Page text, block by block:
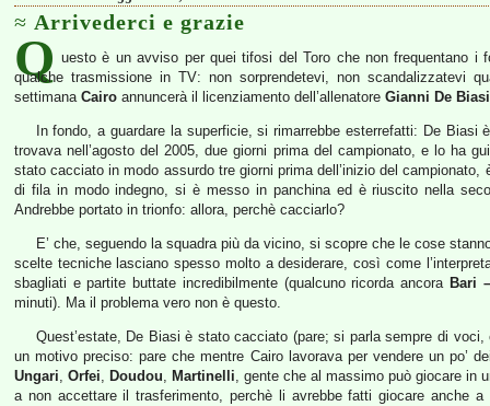
Arrivederci e grazie
Q uesto è un avviso per quei tifosi del Toro che non frequentano
qualche trasmissione in TV: non sorprendetevi, non scandalizzatevi
settimana Cairo annuncerà il licenziamento dell’allenatore Gianni De Biasi
In fondo, a guardare la superficie, si rimarrebbe esterrefatti: De
trovava nell’agosto del 2005, due giorni prima del campionato, e lo ha
stato cacciato in modo assurdo tre giorni prima dell’inizio del
di fila in modo indegno, si è messo in panchina ed è riuscito nella
Andrebbe portato in trionfo: allora, perchè cacciarlo?
E’ che, seguendo la squadra più da vicino, si scopre che le cose
scelte tecniche lasciano spesso molto a desiderare, così come
sbagliati e partite buttate incredibilmente (qualcuno ricorda ancora Bari
minuti). Ma il problema vero non è questo.
Quest’estate, De Biasi è stato cacciato (pare; si parla sempre di
un motivo preciso: pare che mentre Cairo lavorava per vendere un po’
Ungari,Orfei, Doudou, Martinelli, gente che al massimo può giocare in
a non accettare il trasferimento, perchè li avrebbe fatti giocare anche